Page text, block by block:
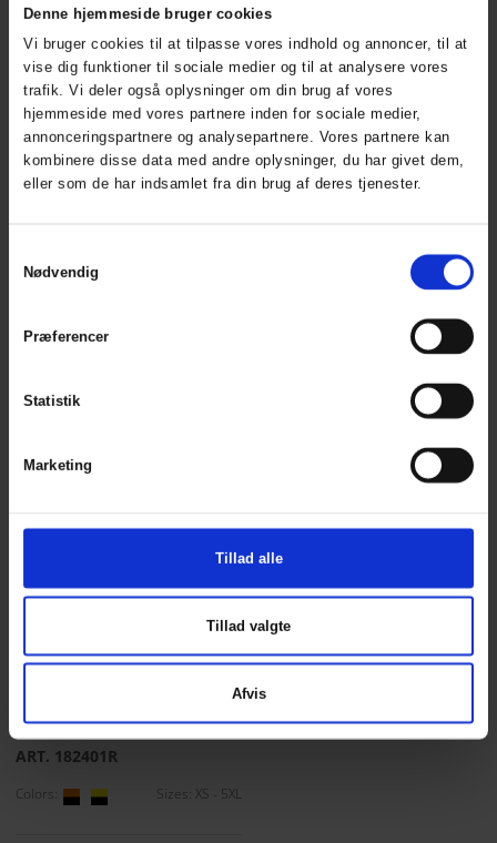
Denne hjemmeside bruger cookies
Vi bruger cookies til at tilpasse vores indhold og annoncer, til at
vise dig funktioner til sociale medier og til at analysere vores
trafik. Vi deler også oplysninger om din brug af vores
hjemmeside med vores partnere inden for sociale medier,
annonceringspartnere og analysepartnere. Vores partnere kan
kombinere disse data med andre oplysninger, du har givet dem,
eller som de har indsamlet fra din brug af deres tjenester.
Nødvendig
Præferencer
Statistik
Marketing
Tillad alle
Tillad valgte
Afvis
Colors: Sizes: XS - 5XL Colors: Sizes: XS - 5XL
Overall
Colors:
bukser
ART. 182401R
Colors: Sizes: XS - 5XL